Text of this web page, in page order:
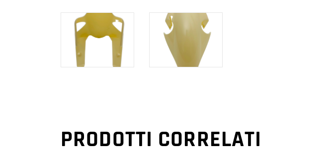
PRODOTTI CORRELATI